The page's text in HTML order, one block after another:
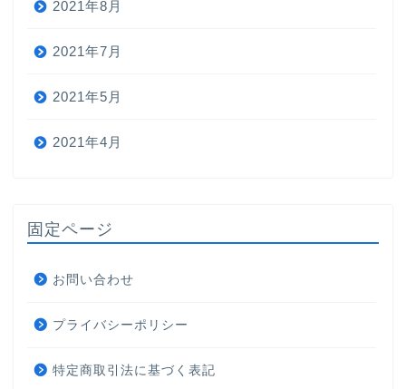
2021年8月
2021年7月
2021年5月
2021年4月
固定ページ
お問い合わせ
プライバシーポリシー
特定商取引法に基づく表記